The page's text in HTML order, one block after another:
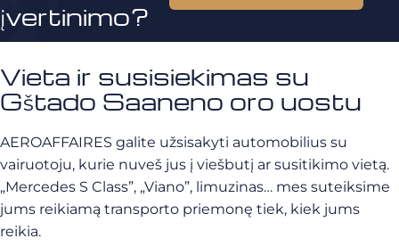
įvertinimo?
Vieta ir susisiekimas su
Gštado Saaneno oro uostu
AEROAFFAIRES galite užsisakyti automobilius su
vairuotoju, kurie nuveš jus į viešbutį ar susitikimo vietą.
„Mercedes S Class”, „Viano”, limuzinas… mes suteiksime
jums reikiamą transporto priemonę tiek, kiek jums
reikia.